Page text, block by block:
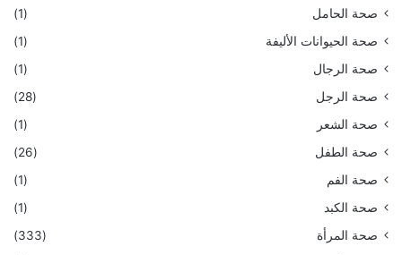
صحة الحامل
(1)
صحة الحيوانات الأليفة
(1)
صحة الرجال
(1)
صحة الرجل
(28)
صحة الشعر
(1)
صحة الطفل
(26)
صحة الفم
(1)
صحة الكبد
(1)
صحة المرأة
(333)